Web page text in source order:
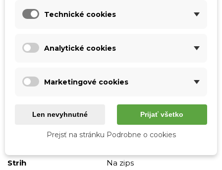
Materiál
Syntetická tkanina
So vzorom
Pohlavie
Cez plece
Strih
Na zips
Technické cookies
Analytické cookies
Marketingové cookies
Len nevyhnutné Prijať všetko
Prejsť na stránku Podrobne o cookies